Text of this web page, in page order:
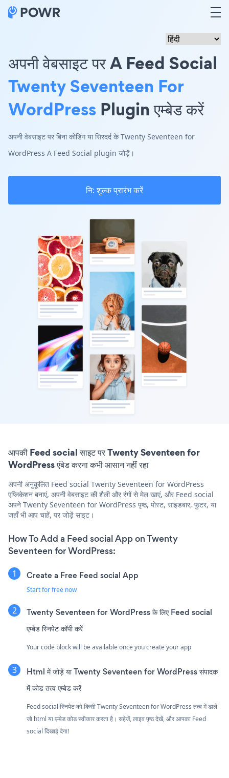
अपनी वेबसाइट पर A Feed Social
Twenty Seventeen For
WordPress Plugin एम्बेड करें
अपनी वेबसाइट पर बिना कोडिंग या सिरदर्द के Twenty Seventeen for
WordPress A Feed Social plugin जोड़ें।
नि: शुल्क प्रारंभ करें
आपकी Feed social साइट पर Twenty Seventeen for
WordPress एंबेड करना कभी आसान नहीं रहा
अपनी अनुकूलित Feed social Twenty Seventeen for WordPress
एप्लिकेशन बनाएं, अपनी वेबसाइट की शैली और रंगों से मेल खाएं, और Feed social
अपने Twenty Seventeen for WordPress पृष्ठ, पोस्ट, साइडबार, फुटर, या
जहाँ भी आप चाहें, पर जोड़ें साइट।
How To Add a Feed social App on Twenty
Seventeen for WordPress:
Create a Free Feed social App
Start for free now
Twenty Seventeen for WordPress के लिए Feed social
एम्बेड स्निपेट कॉपी करें
Your code block will be available once you create your app
Html में जोड़ें या Twenty Seventeen for WordPress संपादक
में कोड तत्व एम्बेड करें
Feed social स्निपेट को किसी Twenty Seventeen for WordPress तत्व में डालें
जो html या एम्बेड कोड स्वीकार करता है। सहेजें, लाइव पृष्ठ देखें, और आपका Feed
social दिखाई देगा!